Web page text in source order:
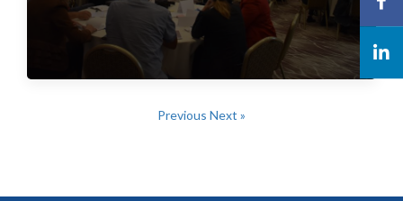
Previous Next »